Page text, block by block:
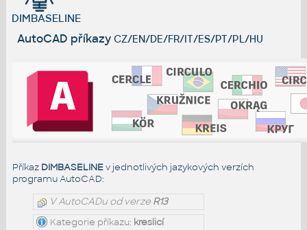
DIMBASELINE
AutoCAD příkazy CZ/EN/DE/FR/IT/ES/PT/PL/HU
Příkaz DIMBASELINEv jednotlivých jazykových verzích
programu AutoCAD:
V AutoCADu od verzeR13
Kategorie příkazu: kreslicí